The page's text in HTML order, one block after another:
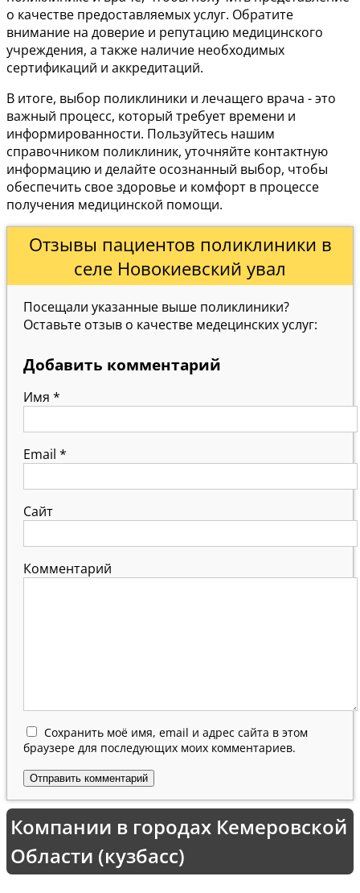
о качестве предоставляемых услуг. Обратите
внимание на доверие и репутацию медицинского
учреждения, а также наличие необходимых
сертификаций и аккредитаций.
В итоге, выбор поликлиники и лечащего врача - это
важный процесс, который требует времени и
информированности. Пользуйтесь нашим
справочником поликлиник, уточняйте контактную
информацию и делайте осознанный выбор, чтобы
обеспечить свое здоровье и комфорт в процессе
получения медицинской помощи.
Отзывы пациентов поликлиники в
селе Новокиевский увал
Посещали указанные выше поликлиники?
Оставьте отзыв о качестве медецинских услуг:
Добавить комментарий
Имя *
Email *
Сайт
Комментарий
Сохранить моё имя, email и адрес сайта в этом
браузере для последующих моих комментариев.
Компании в городах Кемеровской
Области (кузбасс)